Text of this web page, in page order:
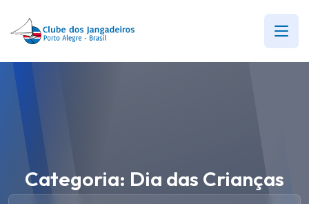
Categoria: Dia das Crianças